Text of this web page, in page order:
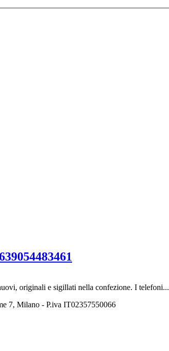
originali e sigillati nella confezione. I telefoni...
7, Milano - P.iva IT02357550066